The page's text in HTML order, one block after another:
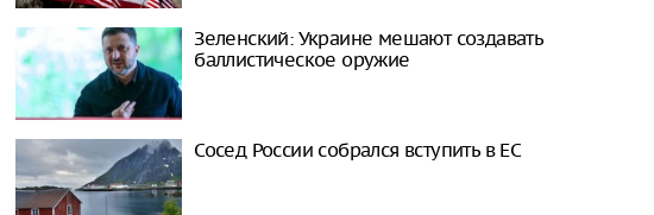
Зеленский: Украине мешают создавать
баллистическое оружие
Сосед России собрался вступить в ЕС